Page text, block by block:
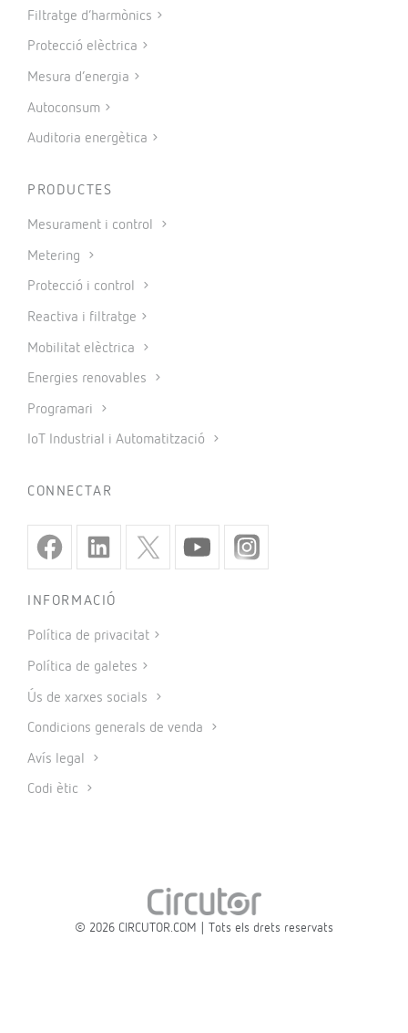
Filtratge d’harmònics
Protecció elèctrica
Mesura d’energia
Autoconsum
Auditoria energètica
PRODUCTES
Mesurament i control
Metering
Protecció i control
Reactiva i filtratge
Mobilitat elèctrica
Energies renovables
Programari
IoT Industrial i Automatització
CONNECTAR
INFORMACIÓ
Política de privacitat
Política de galetes
Ús de xarxes socials
Condicions generals de venda
Avís legal
Codi ètic
© 2026 CIRCUTOR.COM | Tots els drets reservats